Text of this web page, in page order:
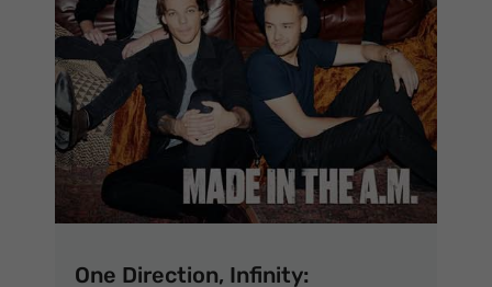
One Direction, Infinity: